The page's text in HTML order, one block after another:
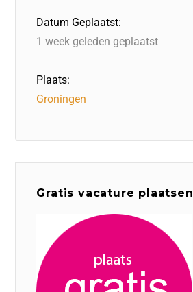
o
k
Datum Geplaatst:
1 week geleden geplaatst
Plaats:
Groningen
Gratis vacature plaatsen